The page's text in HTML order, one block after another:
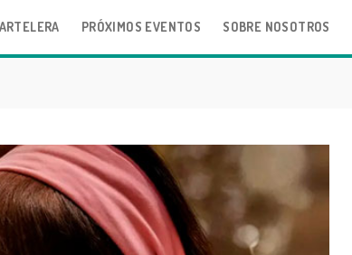
PRÓXIMOS EVENTOS SOBRE NOSOTROS